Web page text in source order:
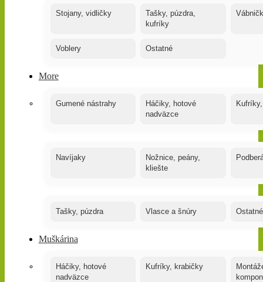
Stojany, vidličky
Tašky, púzdra,
kufríky
Voblery Ostatné
More
Gumené nástrahy
Háčiky, hotové
nadväzce
Navíjaky
Nožnice, peány,
kliešte
Tašky, púzdra Vlasce a šnúry Ostatné
Muškárina
Háčiky, hotové
nadväzce
Kufríky, krabičky